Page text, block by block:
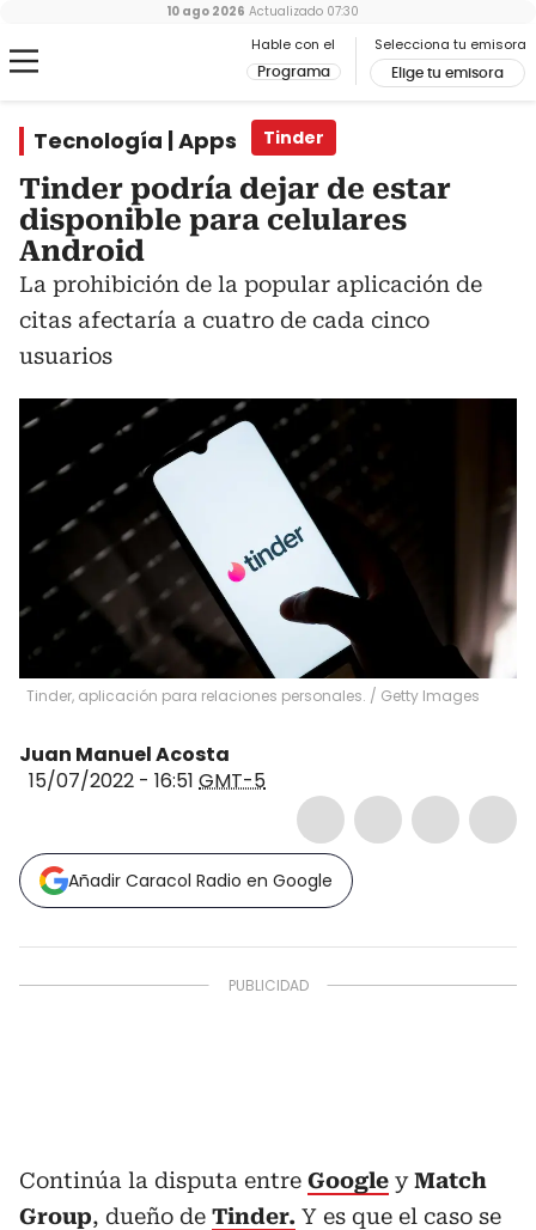
Hable con el
Programa
Selecciona tu emisora
Elige tu emisora
10 ago 2026 Actualizado 07:30
Tecnología | Apps Tinder
Tinder podría dejar de estar
disponible para celulares
Android
La prohibición de la popular aplicación de
citas afectaría a cuatro de cada cinco
usuarios
Tinder, aplicación para relaciones personales. / Getty Images
Juan Manuel Acosta
15/07/2022 - 16:51 GMT-5
Añadir Caracol Radio en Google
Continúa la disputa entre Google yMatch
Group, dueño de Tinder. Y es que el caso se